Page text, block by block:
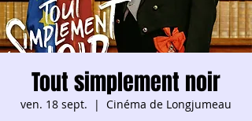
Tout simplement noir
ven. 18 sept.
  |
Cinéma de Longjumeau